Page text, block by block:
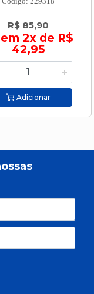
R$ 85,90
2x de R$
42,95
Adicionar